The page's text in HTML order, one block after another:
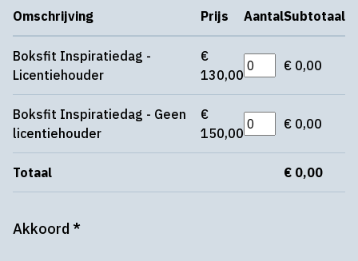
Omschrijving
Prijs AantalSubtotaal
Boksfit Inspiratiedag -
Licentiehouder
€
130,00
€ 0,00
Boksfit Inspiratiedag - Geen
licentiehouder
€
150,00
€ 0,00
Totaal € 0,00
Akkoord *